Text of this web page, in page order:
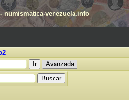
- numismatica-venezuela.info
Avanzada